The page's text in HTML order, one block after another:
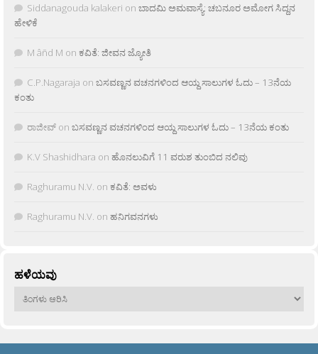
Siddanagouda kalakeri on ಬಾದಮಿ ಅಮವಾಸ್ಯೆ: ಚಬನೂರ ಅಮೋಗ ಸಿದ್ದನ
ಹೇಳಿಕೆ
M âñd M on ಕವಿತೆ: ಜೀವನ ಜ್ಯೋತಿ
C.P.Nagaraja on ಬಸವಣ್ಣನ ವಚನಗಳಿಂದ ಆಯ್ದ ಸಾಲುಗಳ ಓದು – 13ನೆಯ
ಕಂತು
ರಾಜೀವ್ on ಬಸವಣ್ಣನ ವಚನಗಳಿಂದ ಆಯ್ದ ಸಾಲುಗಳ ಓದು – 13ನೆಯ ಕಂತು
K.V Shashidhara on ಹೊನಲುವಿಗೆ 11 ವರುಶ ತುಂಬಿದ ನಲಿವು
Raghuramu N.V. on ಕವಿತೆ: ಅವಳು
Raghuramu N.V. on ಹನಿಗವನಗಳು
ಹಳೆಯವು
ಹಳೆಯವು